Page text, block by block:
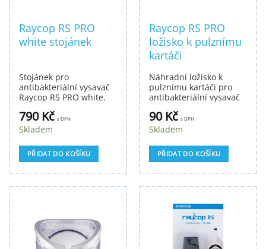
Raycop RS PRO
white stojánek
Stojánek pro
antibakteriální vysavač
Raycop RS PRO white.
790 Kč s DPH
Skladem
PŘIDAT DO KOŠÍKU
Raycop RS PRO
ložisko k pulznímu
kartáči
Náhradní ložisko k
pulznímu kartáči pro
antibakteriální vysavač
90 Kč s DPH
Skladem
PŘIDAT DO KOŠÍKU